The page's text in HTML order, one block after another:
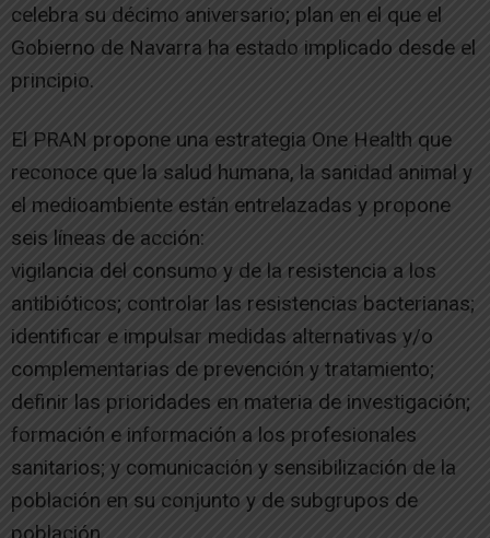
celebra su décimo aniversario; plan en el que el
Gobierno de Navarra ha estado implicado desde el
principio.
El PRAN propone una estrategia One Health que
reconoce que la salud humana, la sanidad animal y
el medioambiente están entrelazadas y propone
seis líneas de acción:
vigilancia del consumo y de la resistencia a los
antibióticos; controlar las resistencias bacterianas;
identificar e impulsar medidas alternativas y/o
complementarias de prevención y tratamiento;
definir las prioridades en materia de investigación;
formación e información a los profesionales
sanitarios; y comunicación y sensibilización de la
población en su conjunto y de subgrupos de
población.